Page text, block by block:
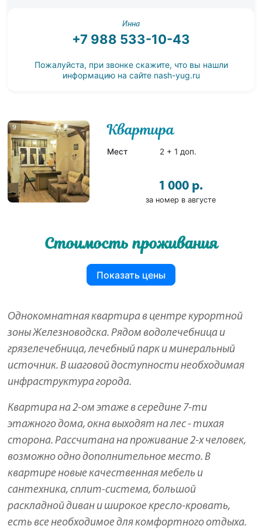
Инна
+7 988 533-10-43
Пожалуйста, при звонке скажите, что вы нашли
информацию на сайте nash-yug.ru
9 Квартира
Мест 2 + 1 доп.
1 000 р.
за номер в августе
Стоимость проживания
Показать цены
Однокомнатная квартира в центре курортной
зоны Железноводска. Рядом водолечебница и
грязелечебница, лечебный парк и минеральный
источник. В шаговой доступности необходимая
инфраструктура города.
Квартира на 2-ом этаже в середине 7-ти
этажного дома, окна выходят на лес - тихая
сторона. Рассчитана на проживание 2-х человек,
возможно одно дополнительное место. В
квартире новые качественная мебель и
сантехника, сплит-система, большой
раскладной диван и широкое кресло-кровать,
есть все необходимое для комфортного отдыха.